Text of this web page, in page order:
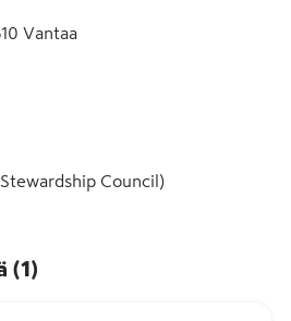
Vantaa
Council)
(1)